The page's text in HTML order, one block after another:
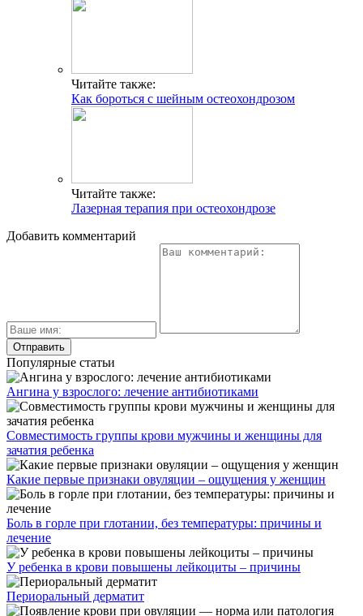
Читайте также:
Как бороться с шейным остеохондрозом
Читайте также:
Лазерная терапия при остеохондрозе
Добавить комментарий
Популярные статьи
Ангина у взрослого: лечение антибиотиками
Совместимость группы крови мужчины и женщины для
зачатия ребенка
Какие первые признаки овуляции – ощущения у женщин
Боль в горле при глотании, без температуры: причины и
лечение
У ребенка в крови повышены лейкоциты – причины
Периоральный дерматит